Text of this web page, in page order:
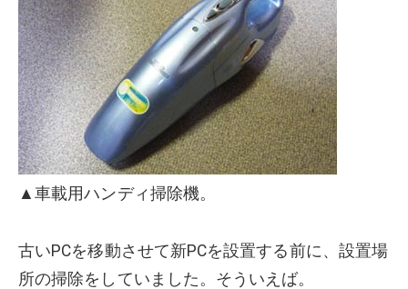
▲車載用ハンディ掃除機。
古いPCを移動させて新PCを設置する前に、設置場
所の掃除をしていました。そういえば。